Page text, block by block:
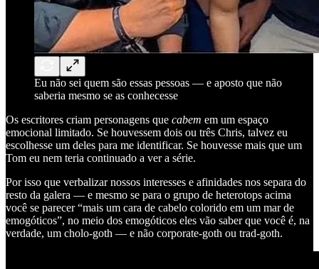
Eu não sei quem são essas pessoas — e aposto que não
saberia mesmo se as conhecesse
Os escritores criam personagens que cabem em um espaço
emocional limitado. Se houvessem dois ou três Chris, talvez eu
escolhesse um deles para me identificar. Se houvesse mais que um
Tom eu nem teria continuado a ver a série.
Por isso que verbalizar nossos interesses e afinidades nos separa do
resto da galera — e mesmo se para o grupo de heterotops acima
você se parecer “mais um cara de cabelo colorido em um mar de
emogóticos”, no meio dos emogóticos eles vão saber que você é, na
verdade, um cholo-goth — e não corporate-goth ou trad-goth.